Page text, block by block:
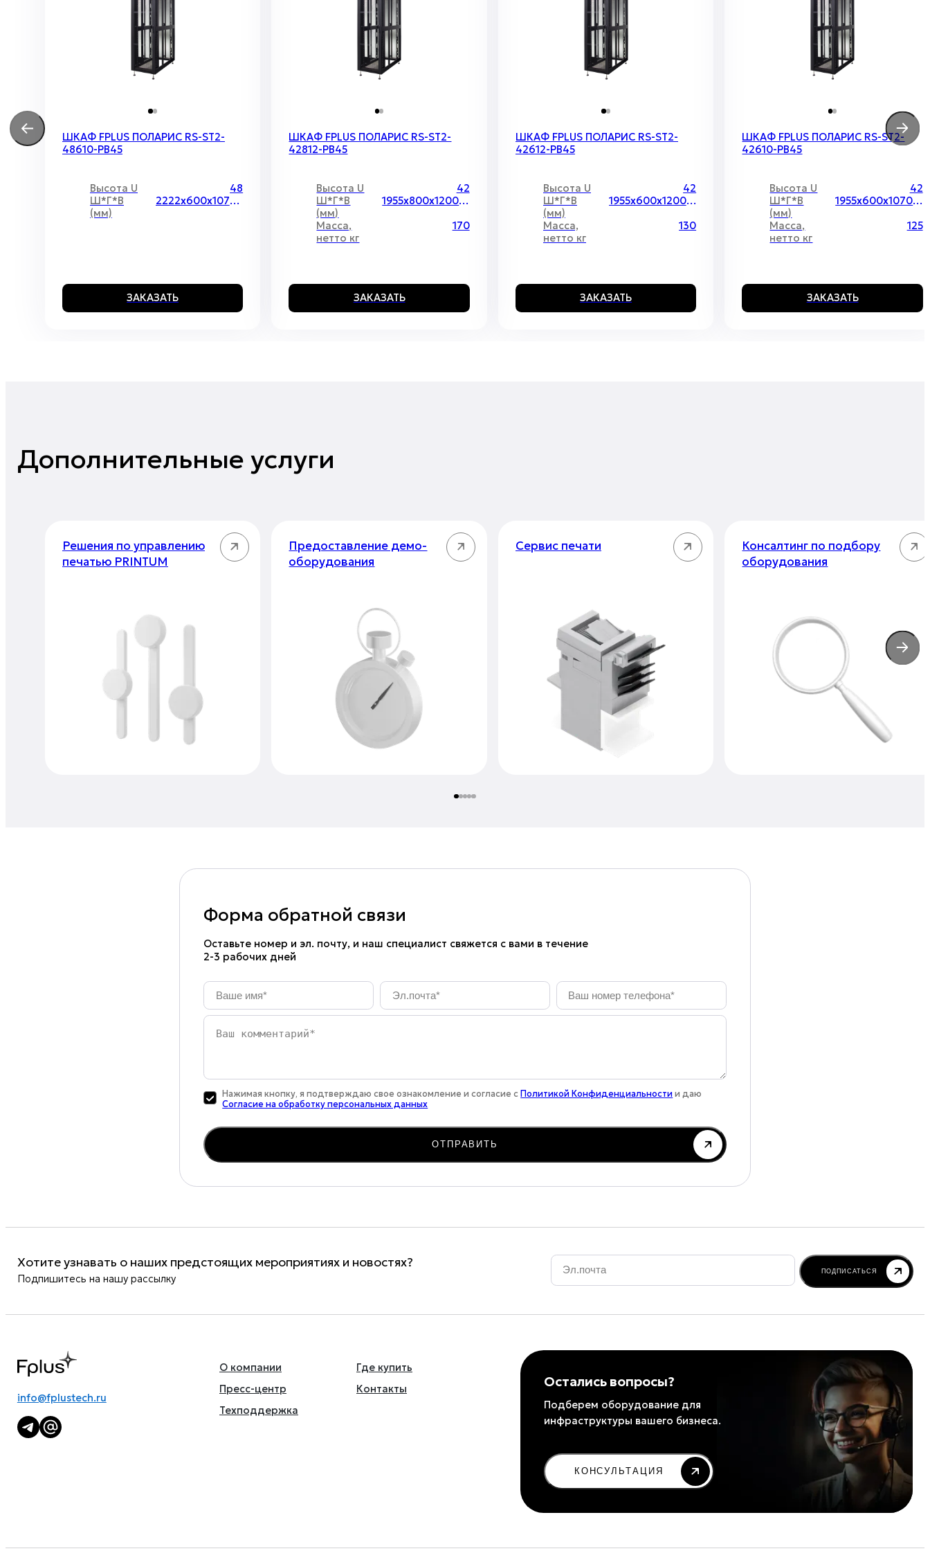
ШКАФ FPLUS ПОЛАРИС RS-ST2-
48610-PB45
Высота U
48
Ш*Г*В
(мм)
2222х600х1070 мм
ЗАКАЗАТЬ
ШКАФ FPLUS ПОЛАРИС RS-ST2-
42812-PB45
Высота U
42
Ш*Г*В
(мм)
1955х800х1200 мм
Масса,
нетто кг
170
ЗАКАЗАТЬ
ШКАФ FPLUS ПОЛАРИС RS-ST2-
42612-PB45
Высота U
42
Ш*Г*В
(мм)
1955х600х1200 мм
Масса,
нетто кг
130
ЗАКАЗАТЬ
ШКАФ FPLUS ПОЛАРИС RS-ST2-
42610-PB45
Высота U
42
Ш*Г*В
(мм)
1955х600х1070мм
Масса,
нетто кг
125
ЗАКАЗАТЬ
Дополнительные услуги
Решения по управлению
печатью PRINTUM
Предоставление демо-
оборудования
Сервис печати
Консалтинг по подбору
оборудования
Форма обратной связи
Оставьте номер и эл. почту, и наш специалист свяжется с вами в течение
2-3 рабочих дней
Ваше
имя*
Эл.почта
Ваш
номер
телефона*
Ваш
комментарий
Нажимая кнопку, я подтверждаю свое ознакомление и согласие с Политикой Конфиденциальности и даю
Согласие на обработку персональных данных
ОТПРАВИТЬ
Хотите узнавать о наших предстоящих мероприятиях и новостях?
Подпишитесь на нашу рассылку
Email
ПОДПИСАТЬСЯ
info@fplustech.ru
О компании
Где купить
Пресс-центр
Контакты
Техподдержка
Остались вопросы?
Подберем оборудование для
инфраструктуры вашего бизнеса.
КОНСУЛЬТАЦИЯ